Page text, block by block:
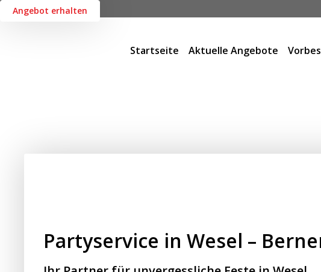
Startseite Aktuelle Angebote
Angebot erhalten
Partyservice in Wesel –